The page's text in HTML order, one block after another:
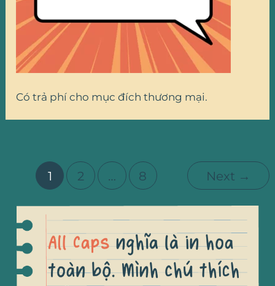
Có trả phí cho mục đích thương mại.
1 2 … 8 Next →